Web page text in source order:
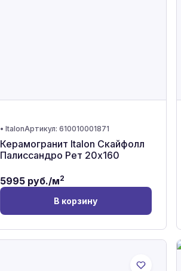
• ItalonАртикул: 610010001871
Керамогранит Italon Скайфолл
Палиссандро Рет 20x160
5995 руб./м2
В корзину